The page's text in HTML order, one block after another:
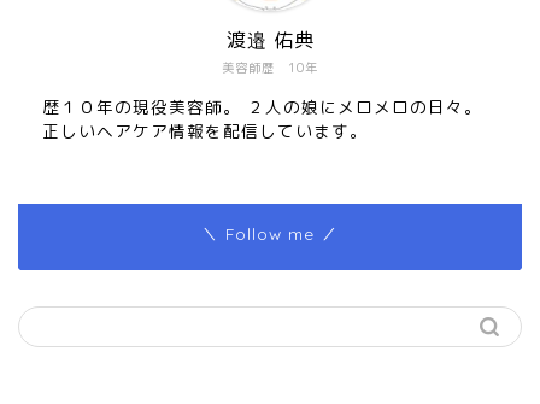
美容師歴 10年
渡邉 佑典
歴１０年の現役美容師。 ２人の娘にメロメロの日々。
正しいヘアケア情報を配信しています。
＼ Follow me ／